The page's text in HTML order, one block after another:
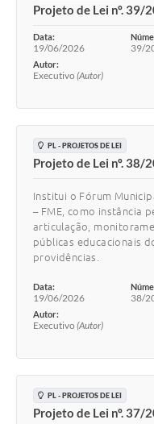
Projeto de Lei nº. 39/
Data:
19/06/2026 39/
Autor:
Executivo (Autor)
PL - PROJETOS DE LEI
Projeto de Lei nº. 38/
Institui o Fórum
– FME, como instância
articulação,
públicas educacionais
providências.
Data:
19/06/2026 38/
Autor:
Executivo (Autor)
PL - PROJETOS DE LEI
Projeto de Lei nº. 37/